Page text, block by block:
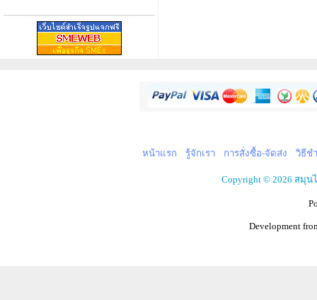
หน้าแรก รู้จักเรา การสั่งซื้อ-จัดส่ง วิธีช
Copyright © 2026 สมุ
Development